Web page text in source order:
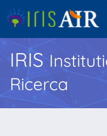
IRIS
Ricerca